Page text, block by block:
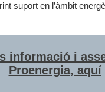
suport en l’àmbit
informació i
Proenergia, aquí